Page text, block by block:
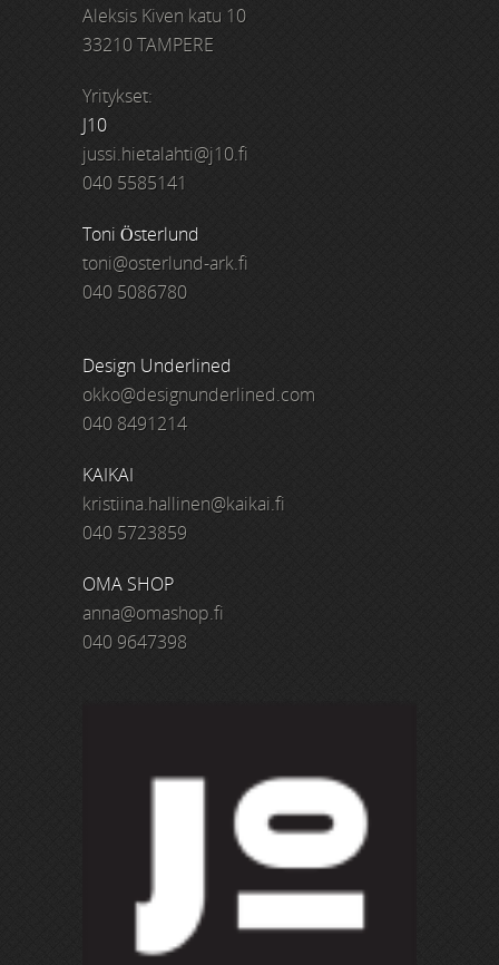
Aleksis Kiven katu 10
33210 TAMPERE
Yritykset:
J10
jussi.hietalahti@j10.fi
040 5585141
Toni Österlund
toni@osterlund-ark.fi
040 5086780
Design Underlined
okko@designunderlined.com
040 8491214
KAIKAI
kristiina.hallinen@kaikai.fi
040 5723859
OMA SHOP
anna@omashop.fi
040 9647398